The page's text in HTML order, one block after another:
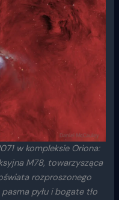
w kompleksie Oriona:
M78, towarzysząca
rozproszonego
pyłu i bogate tło